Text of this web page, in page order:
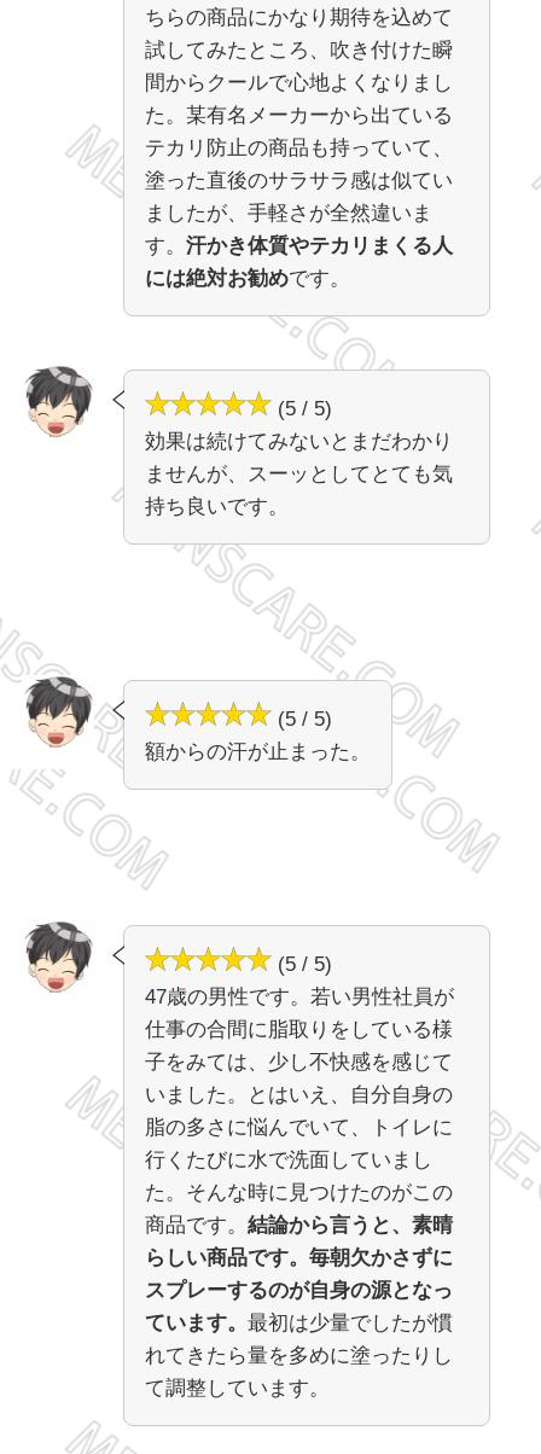
ちらの商品にかなり期待を込めて
試してみたところ、吹き付けた瞬
間からクールで心地よくなりまし
た。某有名メーカーから出ている
テカリ防止の商品も持っていて、
塗った直後のサラサラ感は似てい
ましたが、手軽さが全然違いま
す。 汗かき体質やテカリまくる人
には絶対お勧めです。
(5 / 5)
効果は続けてみないとまだわかり
ませんが、スーッとしてとても気
持ち良いです。
(5 / 5)
額からの汗が止まった。
(5 / 5)
47歳の男性です。若い男性社員が
仕事の合間に脂取りをしている様
子をみては、少し不快感を感じて
いました。とはいえ、自分自身の
脂の多さに悩んでいて、トイレに
行くたびに水で洗面していまし
た。そんな時に見つけたのがこの
商品です。 結論から言うと、素晴
らしい商品です。毎朝欠かさずに
スプレーするのが自身の源となっ
ています。 最初は少量でしたが慣
れてきたら量を多めに塗ったりし
て調整しています。